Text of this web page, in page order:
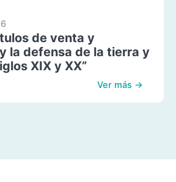
de venta y
la defensa de la tierra y
XIX y XX”
Ver más →